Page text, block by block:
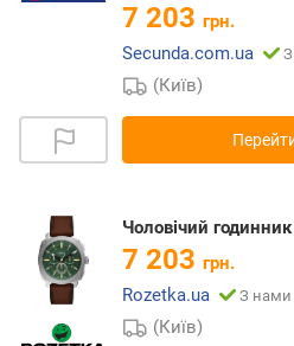
7 203 грн.
Secunda.com.ua
(Київ)
Чоловічий
7 203 грн.
Rozetka.ua
З нами
(Київ)